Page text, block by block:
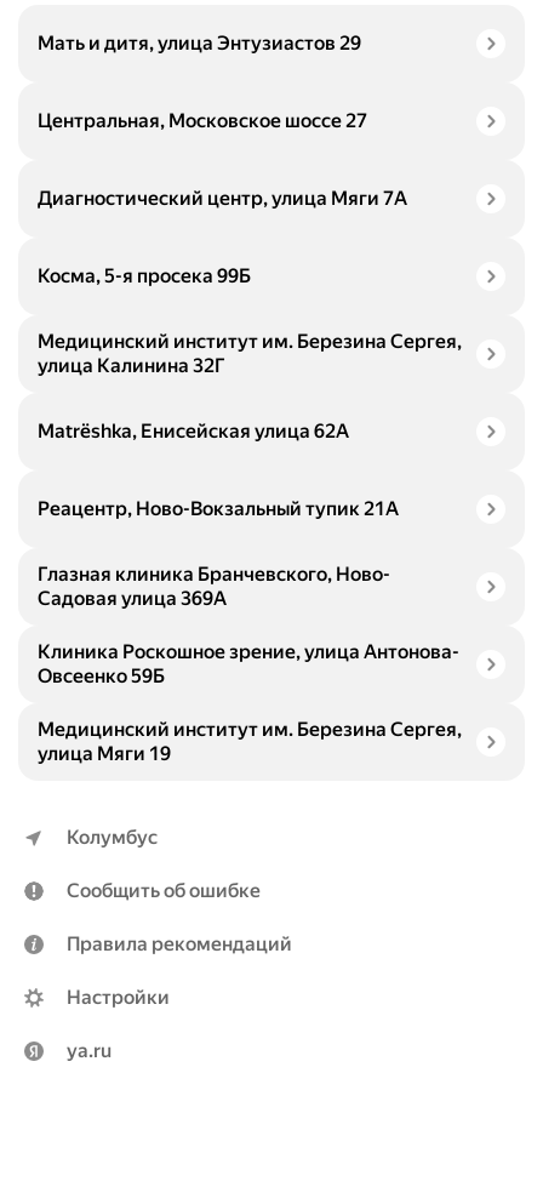
Мать и дитя, улица Энтузиастов 29
Центральная, Московское шоссе 27
Диагностический центр, улица Мяги 7А
Косма, 5-я просека 99Б
Медицинский институт им. Березина Сергея,
улица Калинина 32Г
Matrёshka, Енисейская улица 62А
Реацентр, Ново-Вокзальный тупик 21А
Глазная клиника Бранчевского, Ново-
Садовая улица 369А
Клиника Роскошное зрение, улица Антонова-
Овсеенко 59Б
Медицинский институт им. Березина Сергея,
улица Мяги 19
Колумбус
Сообщить об ошибке
Правила рекомендаций
Настройки
ya.ru